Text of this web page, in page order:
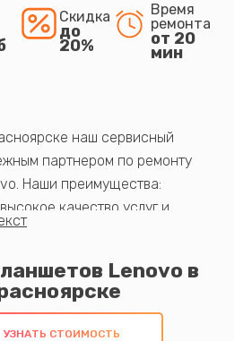
Lenovo в
Скидка
до
20%
Время
ремонта
от 20
мин
наш сервисный
партнером по ремонту
Наши преимущества:
качество услуг и
работы.
специалистам!
УЗНАТЬ СТОИМОСТЬ